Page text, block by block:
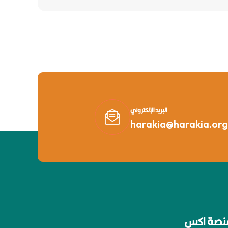
البريد الإلكتروني
اكس